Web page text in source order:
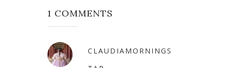
1 COMMENTS
CLAUDIAMORNINGS